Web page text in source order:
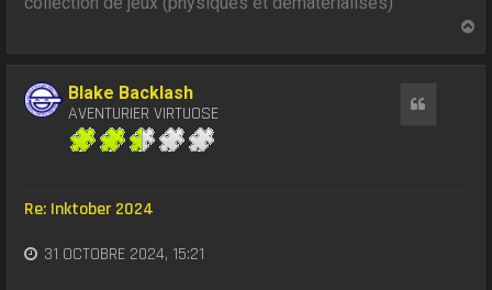
Blake Backlash
AVENTURIER VIRTUOSE
Re: Inktober 2024
31 OCTOBRE 2024, 15:21